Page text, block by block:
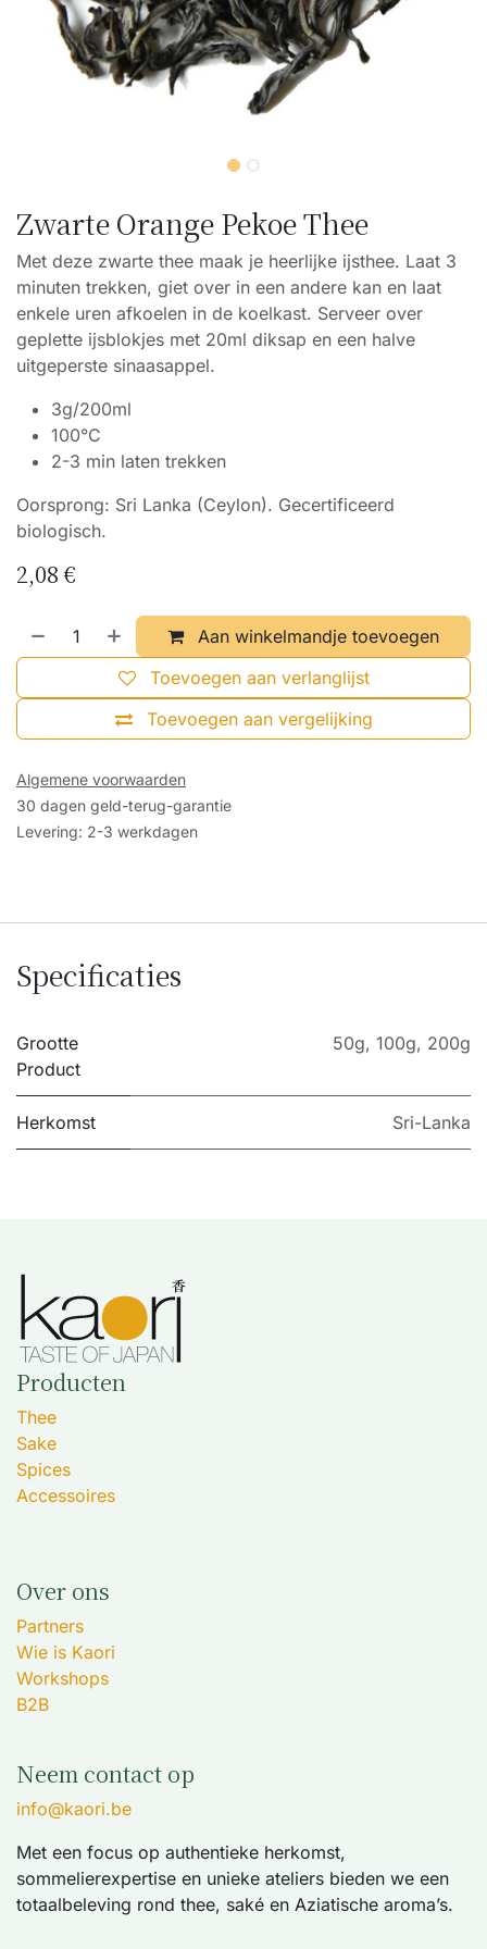
Zwarte Orange Pekoe Thee
Met deze zwarte thee maak je heerlijke ijsthee. Laat 3
minuten trekken, giet over in een andere kan en laat
enkele uren afkoelen in de koelkast. Serveer over
geplette ijsblokjes met 20ml diksap en een halve
uitgeperste sinaasappel.
3g/200ml
100°C
2-3 min laten trekken
Oorsprong: Sri Lanka (Ceylon). Gecertificeerd
biologisch.
2,08€
Aan winkelmandje toevoegen
Toevoegen aan vergelijking
Toevoegen aan verlanglijst
Algemene voorwaarden
30 dagen geld-terug-garantie
Levering: 2-3 werkdagen
Specificaties
Grootte
Product
50g, 100g, 200g
Herkomst Sri-Lanka
Producten
Thee
Sake
Spices
Accessoires
Over ons
Partners
Wie is Kaori
Workshops
B2B
Neem contact op
info@kaori.be
Met een focus op authentieke herkomst,
sommelierexpertise en unieke ateliers bieden we een
totaalbeleving rond thee, saké en Aziatische aroma’s.